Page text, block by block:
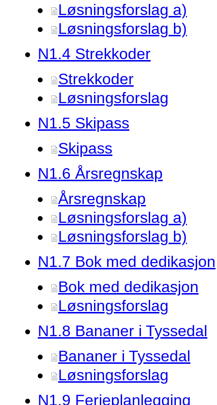
Løsningsforslag a)
Løsningsforslag b)
N1.4 Strekkoder
Strekkoder
Løsningsforslag
N1.5 Skipass
Skipass
N1.6 Årsregnskap
Årsregnskap
Løsningsforslag a)
Løsningsforslag b)
N1.7 Bok med dedikasjon
Bok med dedikasjon
Løsningsforslag
N1.8 Bananer i Tyssedal
Bananer i Tyssedal
Løsningsforslag
N1.9 Ferieplanlegging